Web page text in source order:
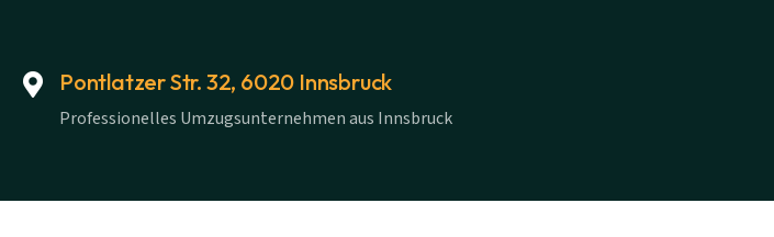
Pontlatzer Str. 32, 6020 Innsbruck
Professionelles Umzugsunternehmen aus Innsbruck